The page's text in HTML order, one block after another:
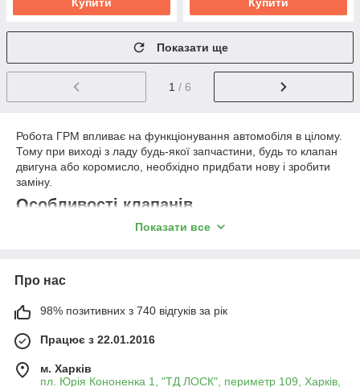
Показати ще
1 / 6
Робота ГРМ впливає на функціонування автомобіля в цілому.
Тому при виході з ладу будь-якої запчастини, будь то клапан
двигуна або коромисло, необхідно придбати нову і зробити
заміну.
Особливості клапанів
Відкриття і закриття впускних і випускних каналів відбувається
випускний. Випускні ж виробляються з жаростійкої сталі.
двигуна. Зокрема:
підвищується потужність мотора;
стабілізуються обороти на холостому ходу.
Показати все
Про нас
98% позитивних з 740 відгуків за рік
Працює з 22.01.2016
м. Харків
пл. Юрія Кононенка 1, "ТД ЛОСК", периметр 109, Харків,